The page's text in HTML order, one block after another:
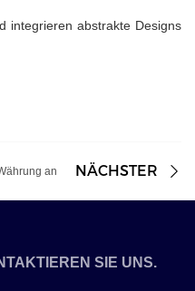
integrieren abstrakte Designs
an NÄCHSTER
SIE UNS.